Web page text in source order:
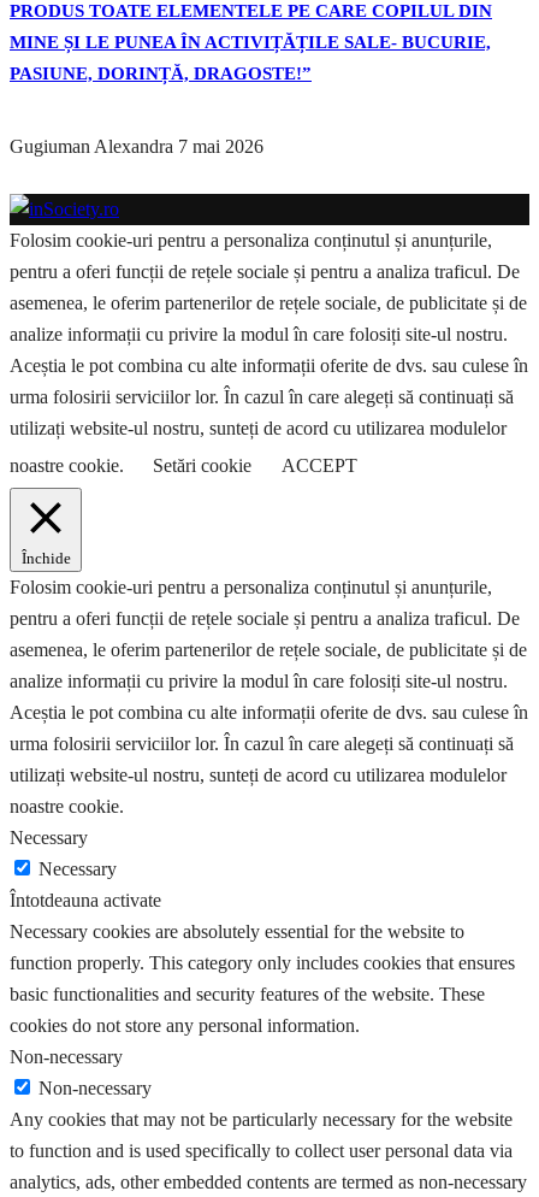
PRODUS TOATE ELEMENTELE PE CARE COPILUL DIN
MINE ȘI LE PUNEA ÎN ACTIVIȚĂȚILE SALE- BUCURIE,
PASIUNE, DORINȚĂ, DRAGOSTE!”
Gugiuman Alexandra 7 mai 2026
Folosim cookie-uri pentru a personaliza conținutul și anunțurile,
pentru a oferi funcții de rețele sociale și pentru a analiza traficul. De
asemenea, le oferim partenerilor de rețele sociale, de publicitate și de
analize informații cu privire la modul în care folosiți site-ul nostru.
Aceștia le pot combina cu alte informații oferite de dvs. sau culese în
urma folosirii serviciilor lor. În cazul în care alegeți să continuați să
utilizați website-ul nostru, sunteți de acord cu utilizarea modulelor
noastre cookie.
Setări cookie ACCEPT
Închide
Folosim cookie-uri pentru a personaliza conținutul și anunțurile,
pentru a oferi funcții de rețele sociale și pentru a analiza traficul. De
asemenea, le oferim partenerilor de rețele sociale, de publicitate și de
analize informații cu privire la modul în care folosiți site-ul nostru.
Aceștia le pot combina cu alte informații oferite de dvs. sau culese în
urma folosirii serviciilor lor. În cazul în care alegeți să continuați să
utilizați website-ul nostru, sunteți de acord cu utilizarea modulelor
noastre cookie.
Necessary
Necessary
Întotdeauna activate
Necessary cookies are absolutely essential for the website to
function properly. This category only includes cookies that ensures
basic functionalities and security features of the website. These
cookies do not store any personal information.
Non-necessary
Non-necessary
Any cookies that may not be particularly necessary for the website
to function and is used specifically to collect user personal data via
analytics, ads, other embedded contents are termed as non-necessary